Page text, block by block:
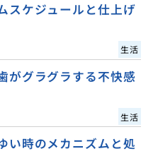
スケジュールと仕上げ
生活
がグラグラする不快感
生活
い時のメカニズムと処